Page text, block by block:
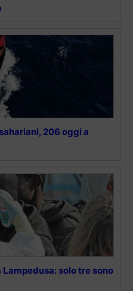
206 oggi a
solo tre sono